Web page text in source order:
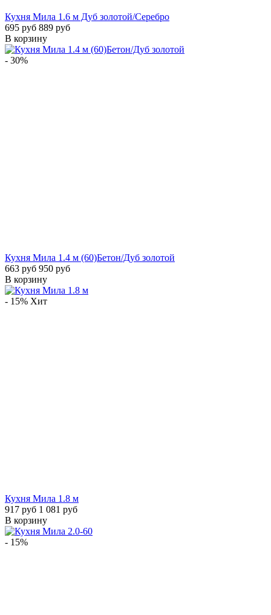
Кухня Мила 1.6 м Дуб золотой/Серебро
695 руб 889 руб
В корзину
- 30%
Кухня Мила 1.4 м (60)Бетон/Дуб золотой
663 руб 950 руб
В корзину
- 15% Хит
Кухня Мила 1.8 м
917 руб 1 081 руб
В корзину
- 15%